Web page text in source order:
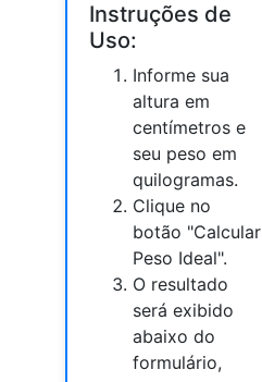
Instruções de
Uso:
Informe sua
altura em
centímetros e
seu peso em
quilogramas.
Clique no
botão "Calcular
Peso Ideal".
O resultado
será exibido
abaixo do
formulário,